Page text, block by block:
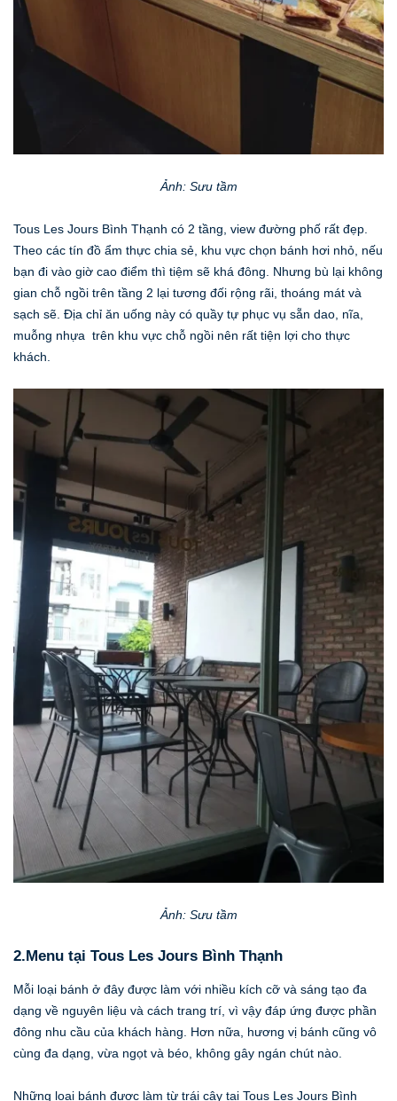
Ảnh: Sưu tầm
Tous Les Jours Bình Thạnh có 2 tầng, view đường phố rất đẹp.
Theo các tín đồ ẩm thực chia sẻ, khu vực chọn bánh hơi nhỏ, nếu
bạn đi vào giờ cao điểm thì tiệm sẽ khá đông. Nhưng bù lại không
gian chỗ ngồi trên tầng 2 lại tương đối rộng rãi, thoáng mát và
sạch sẽ. Địa chỉ ăn uống này có quầy tự phục vụ sẵn dao, nĩa,
muỗng nhựa trên khu vực chỗ ngồi nên rất tiện lợi cho thực
khách.
Ảnh: Sưu tầm
2.Menu tại Tous Les Jours Bình Thạnh
Mỗi loại bánh ở đây được làm với nhiều kích cỡ và sáng tạo đa
dạng về nguyên liệu và cách trang trí, vì vậy đáp ứng được phần
đông nhu cầu của khách hàng. Hơn nữa, hương vị bánh cũng vô
cùng đa dạng, vừa ngọt và béo, không gây ngán chút nào.
Những loại bánh được làm từ trái cây tại Tous Les Jours Bình